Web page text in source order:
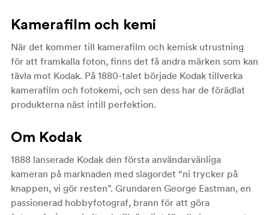
Kamerafilm och kemi
När det kommer till kamerafilm och kemisk utrustning
för att framkalla foton, finns det få andra märken som kan
tävla mot Kodak. På 1880-talet började Kodak tillverka
kamerafilm och fotokemi, och sen dess har de förädlat
produkterna näst intill perfektion.
Om Kodak
1888 lanserade Kodak den första användarvänliga
kameran på marknaden med slagordet “ni trycker på
knappen, vi gör resten”. Grundaren George Eastman, en
passionerad hobbyfotograf, brann för att göra